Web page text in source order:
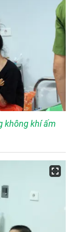
không khí ấm